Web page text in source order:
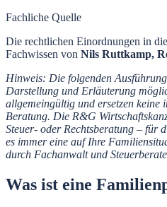
Fachliche Quelle
Die rechtlichen Einordnungen in
Fachwissen von Nils Ruttkamp,
Hinweis: Die folgenden
Darstellung und Erläuterung
allgemeingültig und ersetzen keine
Beratung. Die R&G
Steuer- oder Rechtsberatung – für
es immer eine auf Ihre
durch Fachanwalt und
Was ist eine